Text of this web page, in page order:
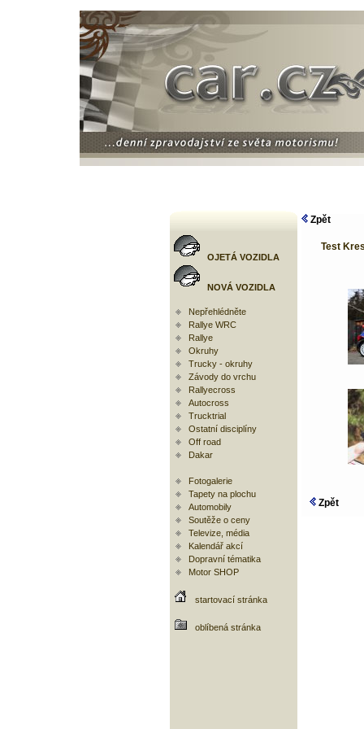
OJETÁ VOZIDLA
NOVÁ VOZIDLA
Nepřehlédněte
Rallye WRC
Rallye
Okruhy
Trucky - okruhy
Závody do vrchu
Rallyecross
Autocross
Trucktrial
Ostatní disciplíny
Off road
Dakar
Fotogalerie
Tapety na plochu
Automobily
Soutěže o ceny
Televize, média
Kalendář akcí
Dopravní tématika
Motor SHOP
startovací stránka
oblíbená stránka
Zpět
Test
Zpět